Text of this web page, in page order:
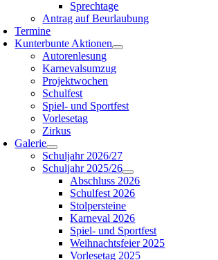
Sprechtage
Antrag auf Beurlaubung
Termine
Kunterbunte Aktionen
Autorenlesung
Karnevalsumzug
Projektwochen
Schulfest
Spiel- und Sportfest
Vorlesetag
Zirkus
Galerie
Schuljahr 2026/27
Schuljahr 2025/26
Abschluss 2026
Schulfest 2026
Stolpersteine
Karneval 2026
Spiel- und Sportfest
Weihnachtsfeier 2025
Vorlesetag 2025